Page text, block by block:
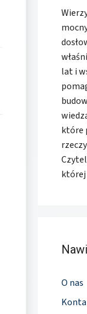
lat i
które
której
O nas